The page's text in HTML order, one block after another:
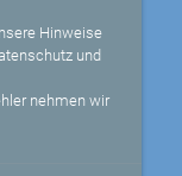
Hinweise
und
nehmen wir